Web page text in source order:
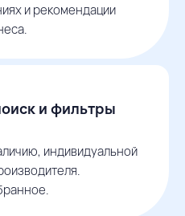
и рекомендации
и фильтры
индивидуальной